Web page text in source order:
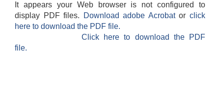
It appears your Web browser is not configured to
display PDF files.
Download adobe Acrobatorclick
here to download the PDF file.
Click here to download the PDF
file.